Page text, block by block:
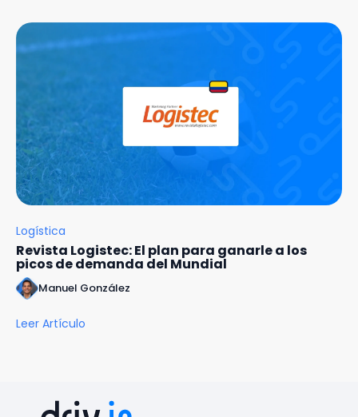
Logística
Revista Logistec: El plan para ganarle a los
picos de demanda del Mundial
Manuel González
Leer Artículo